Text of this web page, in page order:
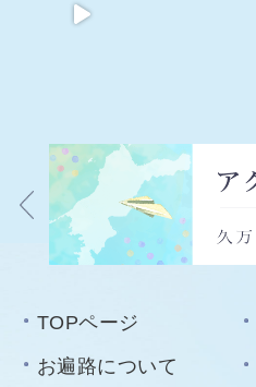
TOPページ
お遍路について